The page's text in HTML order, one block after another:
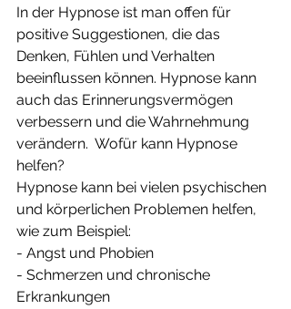
In der Hypnose ist man offen für
positive Suggestionen, die das
Denken, Fühlen und Verhalten
beeinflussen können. Hypnose kann
auch das Erinnerungsvermögen
verbessern und die Wahrnehmung
verändern.  Wofür kann Hypnose
helfen?
Hypnose kann bei vielen psychischen
und körperlichen Problemen helfen,
wie zum Beispiel:
- Angst und Phobien
- Schmerzen und chronische
Erkrankungen